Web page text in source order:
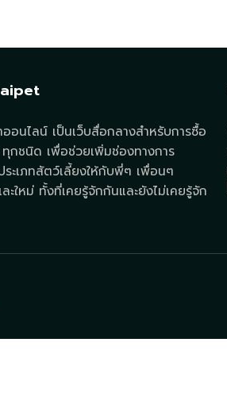
ออนไลน์ เป็นเว็บสื่อกลางสำหรับการซื้อ
กชนิด เพื่อช่วยเพิ่มช่องทางการ
ะเภทสัตว์เลี้ยงให้กับพี่ๆ เพื่อนๆ
ะใหม่ ทั้งที่เคยรู้จักกันและยังไม่เคยรู้จัก